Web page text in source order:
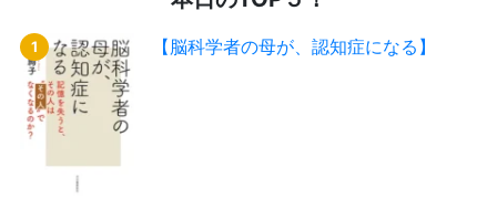
【脳科学者の母が、認知症になる】